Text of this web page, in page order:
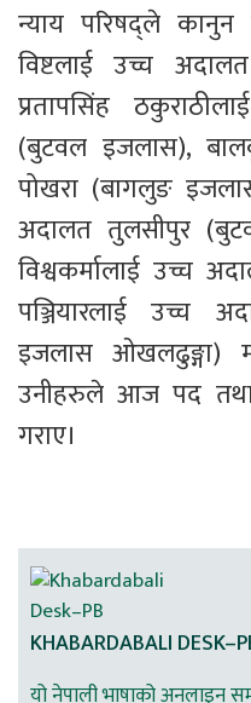
न्याय परिषद्ले कानुन
विष्टलाई उच्च
प्रतापसिंह
(बुटवल इजलास),
पोखरा (बागलुङ
अदालत तुलसीपुर
विश्वकर्मालाई उच्च
पञ्जियारलाई उच्च
इजलास ओखलढुङ्गा)
उनीहरुले आज पद तथा
गराए।
KHABARDABALI
यो नेपाली भाषाको अनलाइन